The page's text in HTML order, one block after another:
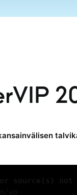
source(s) not